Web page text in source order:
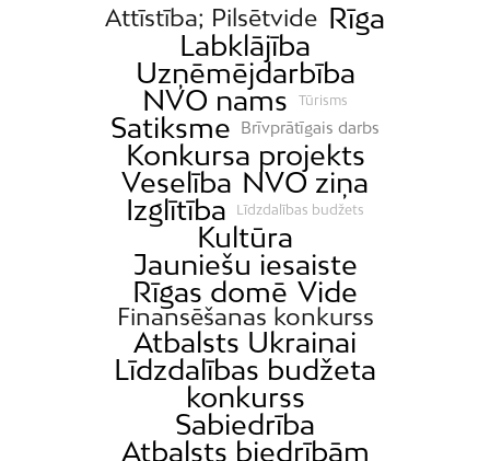
Attīstība; Pilsētvide Rīga
Labklājība
Uzņēmējdarbība
NVO nams
Tūrisms
Satiksme Brīvprātīgais darbs
Konkursa projekts
Veselība NVO ziņa
Izglītība
Līdzdalības budžets
Kultūra
Jauniešu iesaiste
Rīgas domē Vide
Finansēšanas konkurss
Atbalsts Ukrainai
Līdzdalības budžeta
konkurss
Sabiedrība
Atbalsts biedrībām